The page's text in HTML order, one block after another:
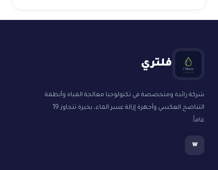
فلتري
شركة رائدة ومتخصصة في تكنولوجيا معالجة المياه وأنظمة
التناضح العكسي وأجهزة إزالة عسر الماء، بخبرة تتجاوز 19
عاماً.
w